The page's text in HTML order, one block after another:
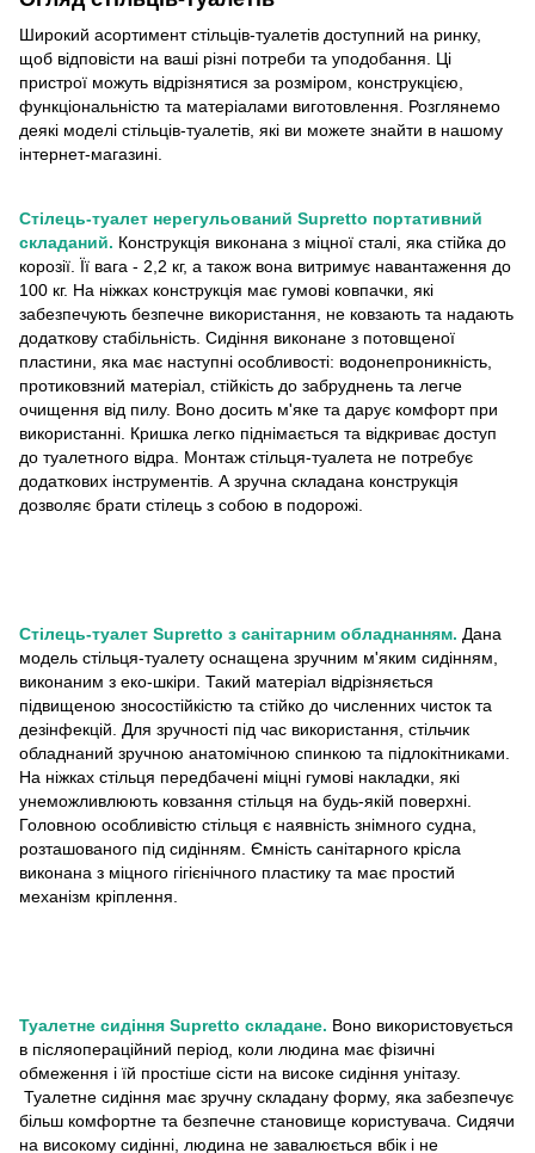
Широкий асортимент стільців-туалетів доступний на ринку,
щоб відповісти на ваші різні потреби та уподобання. Ці
пристрої можуть відрізнятися за розміром, конструкцією,
функціональністю та матеріалами виготовлення. Розглянемо
деякі моделі стільців-туалетів, які ви можете знайти в нашому
інтернет-магазині.
Стілець-туалет нерегульований Supretto портативний
складаний. Конструкція виконана з міцної сталі, яка стійка до
корозії. Її вага - 2,2 кг, а також вона витримує навантаження до
100 кг. На ніжках конструкція має гумові ковпачки, які
забезпечують безпечне використання, не ковзають та надають
додаткову стабільність. Сидіння виконане з потовщеної
пластини, яка має наступні особливості: водонепроникність,
протиковзний матеріал, стійкість до забруднень та легче
очищення від пилу. Воно досить м'яке та дарує комфорт при
використанні. Кришка легко піднімається та відкриває доступ
до туалетного відра. Монтаж стільця-туалета не потребує
додаткових інструментів. А зручна складана конструкція
дозволяє брати стілець з собою в подорожі.
Стілець-туалет Supretto з санітарним обладнанням. Дана
модель стільця-туалету оснащена зручним м'яким сидінням,
виконаним з еко-шкіри. Такий матеріал відрізняється
підвищеною зносостійкістю та стійко до численних чисток та
дезінфекцій. Для зручності під час використання, стільчик
обладнаний зручною анатомічною спинкою та підлокітниками.
На ніжках стільця передбачені міцні гумові накладки, які
унеможливлюють ковзання стільця на будь-якій поверхні.
Головною особливістю стільця є наявність знімного судна,
розташованого під сидінням. Ємність санітарного крісла
виконана з міцного гігієнічного пластику та має простий
механізм кріплення.
Туалетне сидіння Supretto складане. Воно використовується
в післяопераційний період, коли людина має фізичні
обмеження і їй простіше сісти на високе сидіння унітазу.
Туалетне сидіння має зручну складану форму, яка забезпечує
більш комфортне та безпечне становище користувача. Сидячи
на високому сидінні, людина не завалюється вбік і не